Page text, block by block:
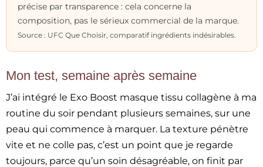
précise par transparence : cela concerne la
composition, pas le sérieux commercial de la marque.
Source : UFC Que Choisir, comparatif ingrédients indésirables.
Mon test, semaine après semaine
J’ai intégré le Exo Boost masque tissu collagène à ma
routine du soir pendant plusieurs semaines, sur une
peau qui commence à marquer. La texture pénètre
vite et ne colle pas, c’est un point que je regarde
toujours, parce qu’un soin désagréable, on finit par